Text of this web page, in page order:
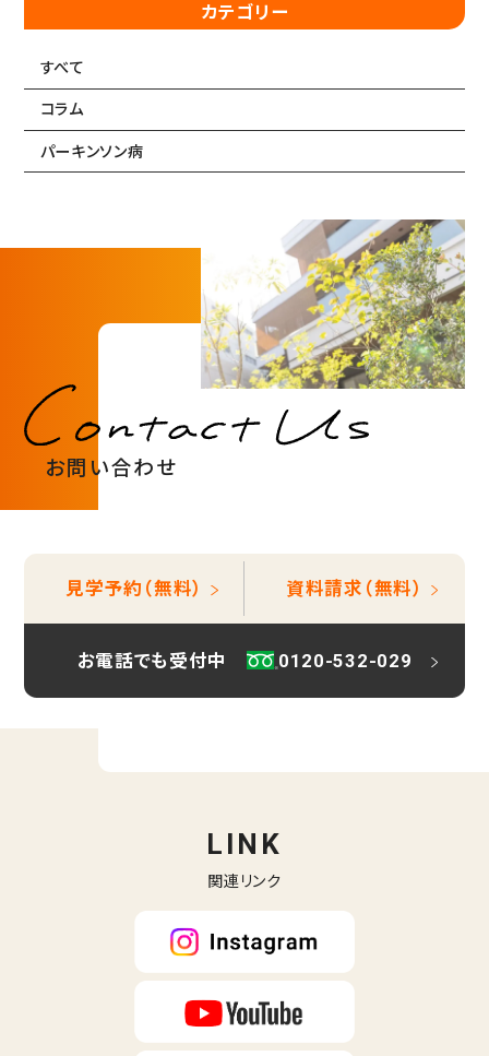
カテゴリー
すべて
コラム
パーキンソン病
お問い合わせ
見学予約（無料） 資料請求（無料）
お電話でも受付中 0120-532-029
LINK
関連リンク